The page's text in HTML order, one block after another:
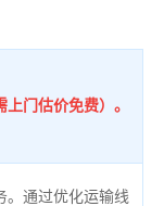
门估价免费）。
。通过优化运输线